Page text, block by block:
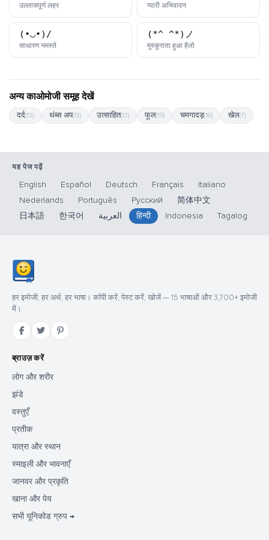
उल्लासपूर्ण लहरकाओमोजी प्यारी अभिवादनकाओमोजी
(•◡•)/
साधारण नमस्तेकाओमोजी
(*^_^*)ノ
मुस्कुराता हुआ हैलोकाओमोजी
अन्य काओमोजी समूह देखें
दर्द(13) थंब्स अप(13) उत्साहित(13) फूल(19) चमगादड़(16) खेल(7)
यह पेज पढ़ें
English Español Deutsch Français
Italiano
Nederlands
Português Русский
简体中文
日本語
한국어 العربية हिन्दी Indonesia Tagalog
हर इमोजी, हर अर्थ, हर भाषा। कॉपी करें, पेस्ट करें, खोजें — 15 भाषाओं और 3,700+ इमोजी
में।
ब्राउज़ करें
लोग और शरीर
झंडे
वस्तुएँ
प्रतीक
यात्रा और स्थान
स्माइली और भावनाएँ
जानवर और प्रकृति
खाना और पेय
सभी यूनिकोड ग्रुप →